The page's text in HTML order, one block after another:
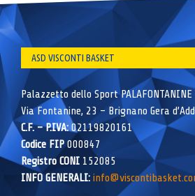
ASD VISCONTI BASKET
Palazzetto dello Sport PALAFONTANINE
Via Fontanine, 23 – Brignano Gera
C.F. – P.IVA:02119820161
Codice FIP000847
Registro CONI 152085
INFO GENERALI: